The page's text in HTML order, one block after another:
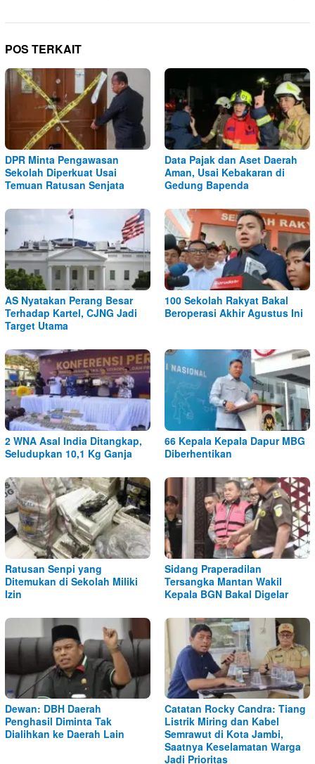
POS TERKAIT
DPR Minta Pengawasan
Sekolah Diperkuat Usai
Temuan Ratusan Senjata
Data Pajak dan Aset Daerah
Aman, Usai Kebakaran di
Gedung Bapenda
AS Nyatakan Perang Besar
Terhadap Kartel, CJNG Jadi
Target Utama
100 Sekolah Rakyat Bakal
Beroperasi Akhir Agustus Ini
2 WNA Asal India Ditangkap,
Seludupkan 10,1 Kg Ganja
66 Kepala Kepala Dapur MBG
Diberhentikan
Ratusan Senpi yang
Ditemukan di Sekolah Miliki
Izin
Sidang Praperadilan
Tersangka Mantan Wakil
Kepala BGN Bakal Digelar
Dewan: DBH Daerah
Penghasil Diminta Tak
Dialihkan ke Daerah Lain
Catatan Rocky Candra: Tiang
Listrik Miring dan Kabel
Semrawut di Kota Jambi,
Saatnya Keselamatan Warga
Jadi Prioritas